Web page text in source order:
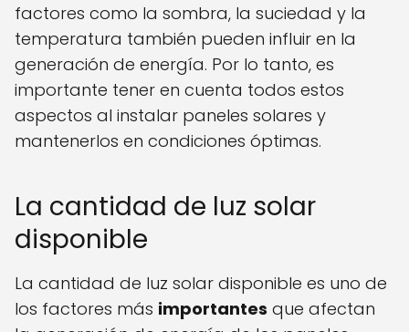
factores como la sombra, la suciedad y la
temperatura también pueden influir en la
generación de energía. Por lo tanto, es
importante tener en cuenta todos estos
aspectos al instalar paneles solares y
mantenerlos en condiciones óptimas.
La cantidad de luz solar
disponible
La cantidad de luz solar disponible es uno de
los factores más importantes que afectan